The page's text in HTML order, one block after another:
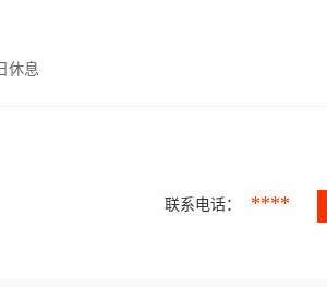
休息
联系电话： ****